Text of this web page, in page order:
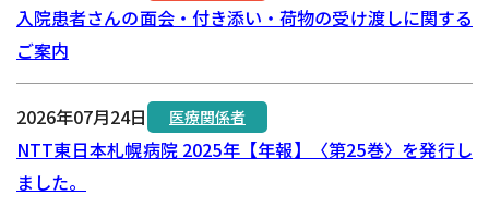
入院患者さんの面会・付き添い・荷物の受け渡しに関する
ご案内
2026年07月24日 医療関係者
NTT東日本札幌病院 2025年【年報】〈第25巻〉を発行し
ました。